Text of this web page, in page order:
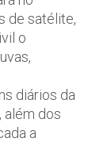
de satélite,
o
diários da
além dos
a